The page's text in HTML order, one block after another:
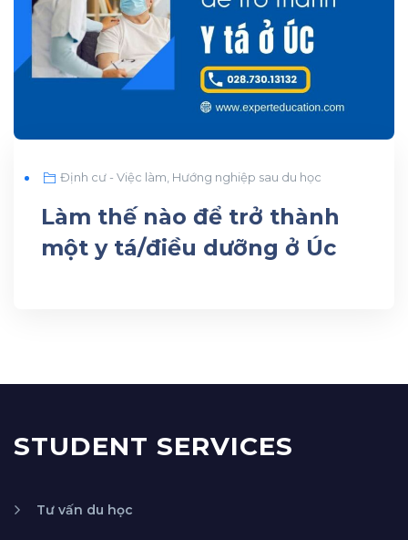
Định cư - Việc làm Hướng nghiệp sau du học
Làm thế nào để trở thành
một y tá/điều dưỡng ở Úc
STUDENT SERVICES
Tư vấn du học